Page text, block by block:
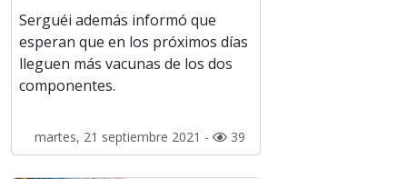
Serguéi además informó que
esperan que en los próximos días
lleguen más vacunas de los dos
componentes.
martes, 21 septiembre 2021 - 39